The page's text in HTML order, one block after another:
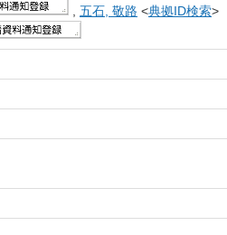
五石, 敬路 <典拠ID検索>